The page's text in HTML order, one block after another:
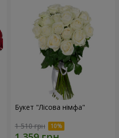
Букет "Лісова німфа"
1 510 грн